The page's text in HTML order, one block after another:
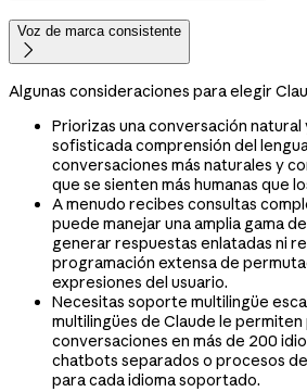
Voz de marca consistente

Algunas consideraciones para elegir
Priorizas una conversación natural
sofisticada comprensión del
conversaciones más naturales y
que se sienten más humanas que
A menudo recibes consultas
puede manejar una amplia gama
generar respuestas enlatadas ni
programación extensa de
expresiones del usuario.
Necesitas soporte multilingüe
multilingües de Claude le
conversaciones en más de 200
chatbots separados o procesos
para cada idioma soportado.